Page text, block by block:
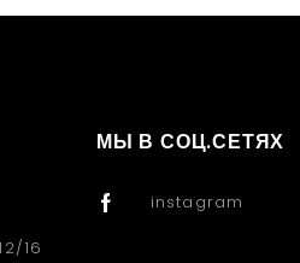
16
МЫ В СОЦ.СЕТЯХ
instagram